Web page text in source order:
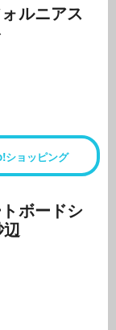
ルニアス
ショッピング
ボードシ